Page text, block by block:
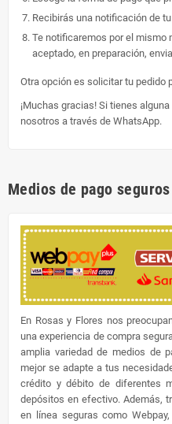
Recibirás una notificación de
Te notificaremos por el mismo
aceptado, en preparación,
Otra opción es solicitar tu pedido
¡Muchas gracias! Si tienes
nosotros a través de WhatsApp.
Medios de pago
En Rosas y Flores nos
una experiencia de compra
amplia variedad de medios de
mejor se adapte a tus
crédito y débito de diferentes
depósitos en efectivo. Además,
en línea seguras como